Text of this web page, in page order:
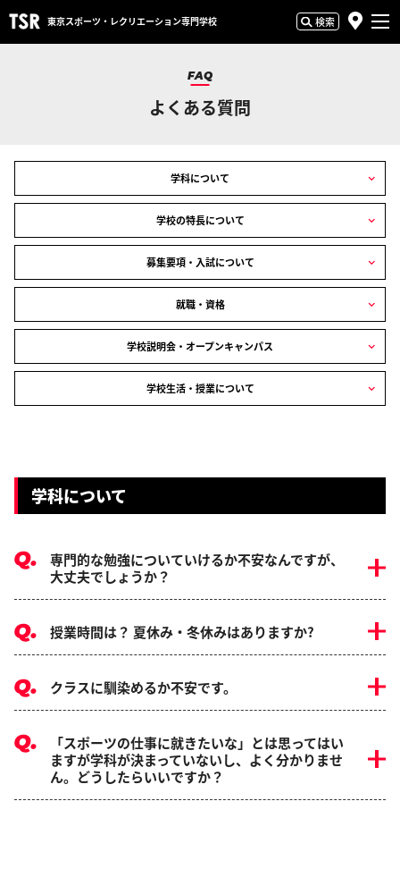
東京スポーツ・ レクリエーション専門学校 検索
FAQ
よくある質問
学科について
学校の特長について
募集要項・入試について
就職・資格
学校説明会・オープンキャンパス
学校生活・授業について
学科について
専門的な勉強についていけるか不安なんですが、
大丈夫でしょうか？
授業時間は？ 夏休み・冬休みはありますか?
クラスに馴染めるか不安です。
「スポーツの仕事に就きたいな」とは思ってはい
ますが学科が決まっていないし、よく分かりませ
ん。どうしたらいいですか？